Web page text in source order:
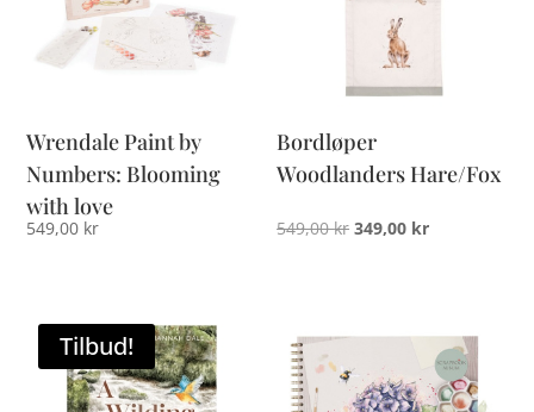
Wrendale Paint by
Numbers: Blooming
with love
549,00 kr
Bordløper
Woodlanders Hare/Fox
549,00kr Opprinnelig
349,00 krNåværende
Tilbud!